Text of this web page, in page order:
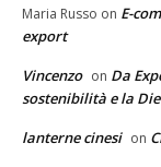
Maria Russo on E-
export
Vincenzo on Da
sostenibilità e la
lanterne cinesi on